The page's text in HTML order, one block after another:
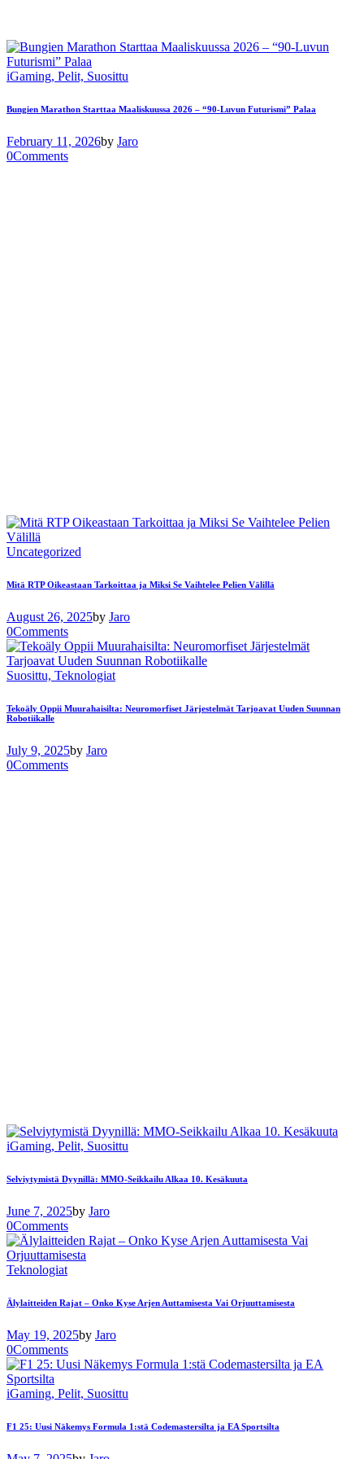
iGaming, Pelit, Suosittu
Bungien Marathon Starttaa Maaliskuussa 2026 – “90-Luvun Futurismi” Palaa
February 11, 2026by Jaro
0Comments
Uncategorized
Mitä RTP Oikeastaan ​​Tarkoittaa ja Miksi Se Vaihtelee Pelien Välillä
August 26, 2025by Jaro
0Comments
Suosittu, Teknologiat
Tekoäly Oppii Muurahaisilta: Neuromorfiset Järjestelmät Tarjoavat Uuden Suunnan
Robotiikalle
July 9, 2025by Jaro
0Comments
iGaming, Pelit, Suosittu
Selviytymistä Dyynillä: MMO-Seikkailu Alkaa 10. Kesäkuuta
June 7, 2025by Jaro
0Comments
Teknologiat
Älylaitteiden Rajat – Onko Kyse Arjen Auttamisesta Vai Orjuuttamisesta
May 19, 2025by Jaro
0Comments
iGaming, Pelit, Suosittu
F1 25: Uusi Näkemys Formula 1:stä Codemastersilta ja EA Sportsilta